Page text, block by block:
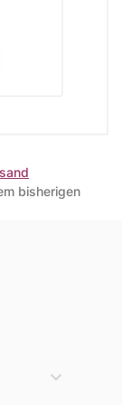
bisherigen
